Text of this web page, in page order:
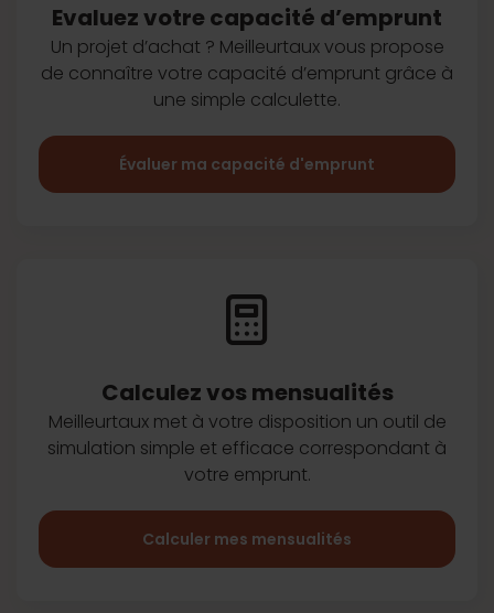
Evaluez votre capacité d’emprunt
Un projet d’achat ? Meilleurtaux vous propose
de connaître votre capacité d’emprunt grâce à
une simple calculette.
Évaluer ma capacité d'emprunt
Calculez vos mensualités
Meilleurtaux met à votre disposition un outil de
simulation simple et efficace correspondant à
votre emprunt.
Calculer mes mensualités